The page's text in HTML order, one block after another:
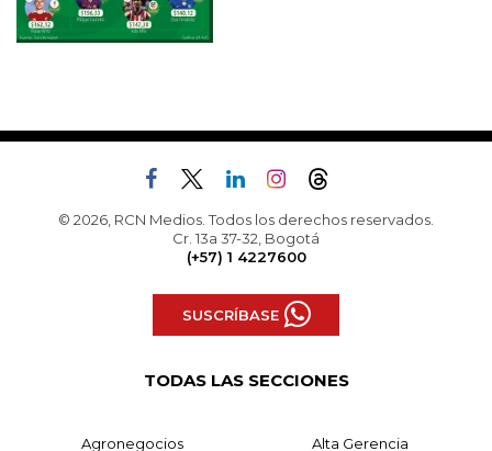
© 2026, RCN Medios. Todos los derechos reservados.
Cr. 13a 37-32, Bogotá
(+57) 1 4227600
SUSCRÍBASE
TODAS LAS SECCIONES
Agronegocios Alta Gerencia